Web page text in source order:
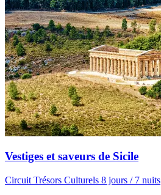
Vestiges et saveurs de Sicile
Circuit Trésors Culturels 8 jours / 7 nuits